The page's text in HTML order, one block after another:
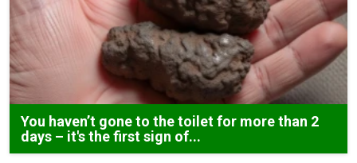
You haven’t gone to the toilet for more than 2
days – it's the first sign of...